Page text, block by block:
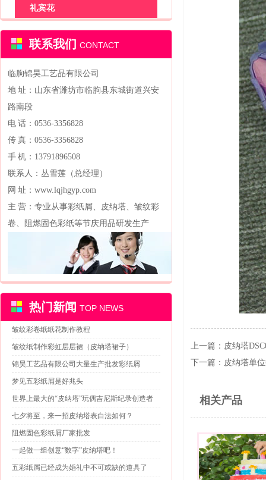
礼宾花
联系我们 CONTACT
临朐锦昊工艺品有限公司
地 址：山东省潍坊市临朐县东城街道兴安
路南段
电 话：0536-3356828
传 真：0536-3356828
手 机：13791896508
联系人：丛雪莲（总经理）
网 址：www.lqjhgyp.com
主 营：专业从事彩纸屑、皮纳塔、皱纹彩
卷、阻燃固色彩纸等节庆用品研发生产
热门新闻 TOP NEWS
皱纹彩卷纸纸花制作教程
皱纹纸制作彩虹层层裙（皮纳塔裙子）
锦昊工艺品有限公司大量生产批发彩纸屑
梦见五彩纸屑是好兆头
世界上最大的“皮纳塔”玩偶吉尼斯纪录创造者
七夕将至，来一招皮纳塔表白法如何？
阻燃固色彩纸屑厂家批发
一起做一组创意“数字”皮纳塔吧！
五彩纸屑已经成为婚礼中不可或缺的道具了
上一篇： 皮纳塔
下一篇： 皮纳塔单
相关产品